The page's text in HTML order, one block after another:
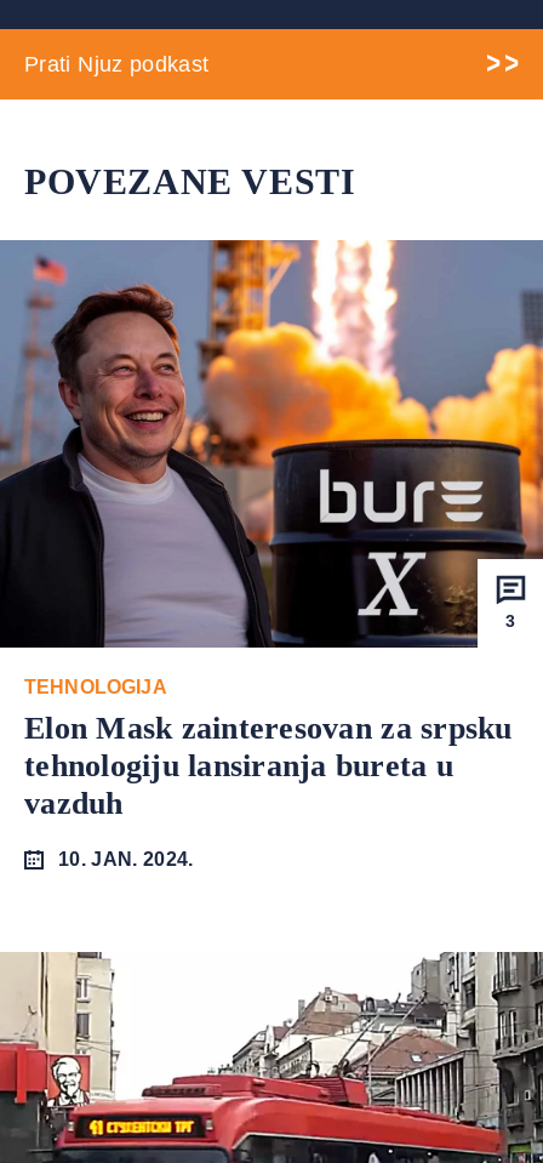
Prati Njuz podkast
POVEZANE VESTI
3
TEHNOLOGIJA
Elon Mask zainteresovan za srpsku
tehnologiju lansiranja bureta u
vazduh
10. JAN. 2024.